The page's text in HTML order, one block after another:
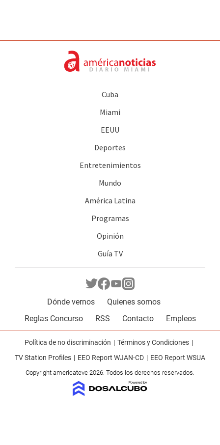
Cuba
Miami
EEUU
Deportes
Entretenimientos
Mundo
América Latina
Programas
Opinión
Guía TV
Dónde vernos
Quienes somos
Reglas Concurso
RSS Contacto Empleos
Política de no discriminación
Términos y Condiciones
TV Station Profiles
EEO Report WJAN-CD EEO Report WSUA
Copyright americateve 2026. Todos los derechos reservados.